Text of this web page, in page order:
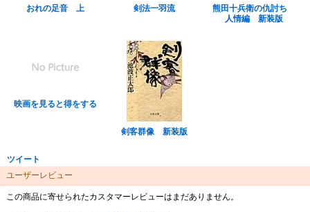
おれの足音 上 剣法一羽流
熊田十兵衛の仇討ち
人情編 新装版
映画を見ると得をする
剣客群像 新装版
ツイート
ユーザーレビュー
この商品に寄せられたカスタマーレビューはまだありません。